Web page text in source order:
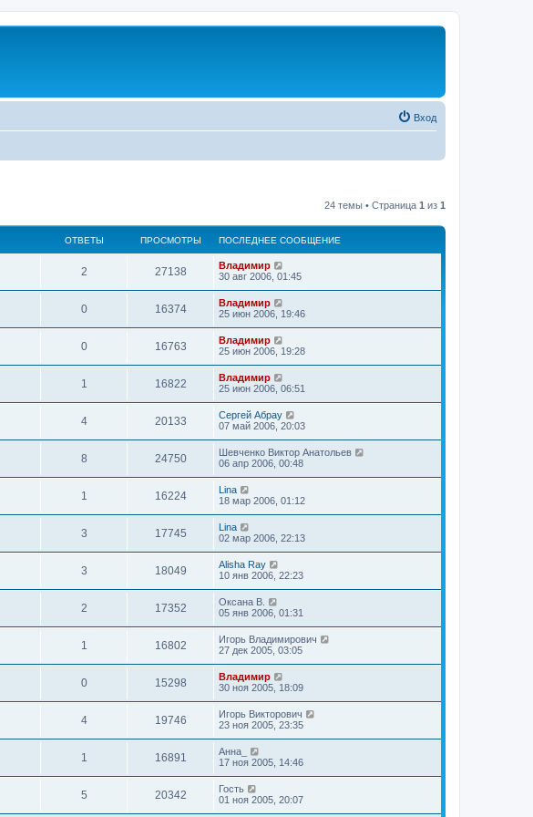
Вход
24 темы • Страница 1 из 1
ОТВЕТЫ ПРОСМОТРЫ ПОСЛЕДНЕЕ СООБЩЕНИЕ
2 27138
Владимир
30 авг 2006, 01:45
0 16374
Владимир
25 июн 2006, 19:46
0 16763
Владимир
25 июн 2006, 19:28
1 16822
Владимир
25 июн 2006, 06:51
4 20133
Сергей Абрау
07 май 2006, 20:03
8 24750
Шевченко Виктор Анатольев
06 апр 2006, 00:48
1 16224
Lina
18 мар 2006, 01:12
3 17745
Lina
02 мар 2006, 22:13
3 18049
Alisha Ray
10 янв 2006, 22:23
2 17352
Оксана В.
05 янв 2006, 01:31
1 16802
Игорь Владимирович
27 дек 2005, 03:05
0 15298
Владимир
30 ноя 2005, 18:09
4 19746
Игорь Викторович
23 ноя 2005, 23:35
1 16891
Анна_
17 ноя 2005, 14:46
5 20342
Гость
01 ноя 2005, 20:07